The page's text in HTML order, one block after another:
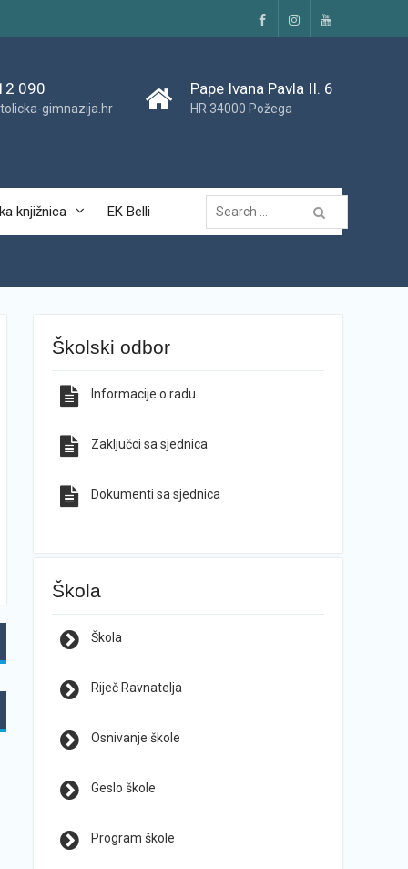
FacebookInstagramYouTube
090
gimnazija.hr
Pape Ivana Pavla II. 6
HR 34000 Požega
knjižnica EK Belli
Traži...
Školski odbor
Informacije o radu
Zaključci sa sjednica
Dokumenti sa sjednica
Škola
Škola
Riječ Ravnatelja
Osnivanje škole
Geslo škole
Program škole